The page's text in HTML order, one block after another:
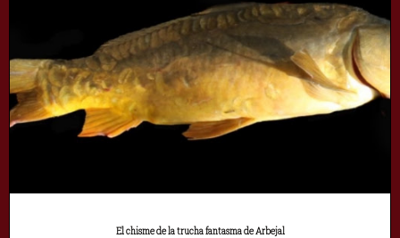
El chisme de la trucha fantasma de Arbejal